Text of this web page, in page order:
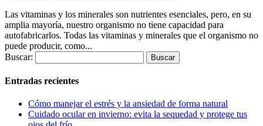
Las vitaminas y los minerales son nutrientes esenciales, pero, en su
amplia mayoría, nuestro organismo no tiene capacidad para
autofabricarlos. Todas las vitaminas y minerales que el organismo no
puede producir, como...
Buscar:
Entradas recientes
Cómo manejar el estrés y la ansiedad de forma natural
Cuidado ocular en invierno: evita la sequedad y protege tus